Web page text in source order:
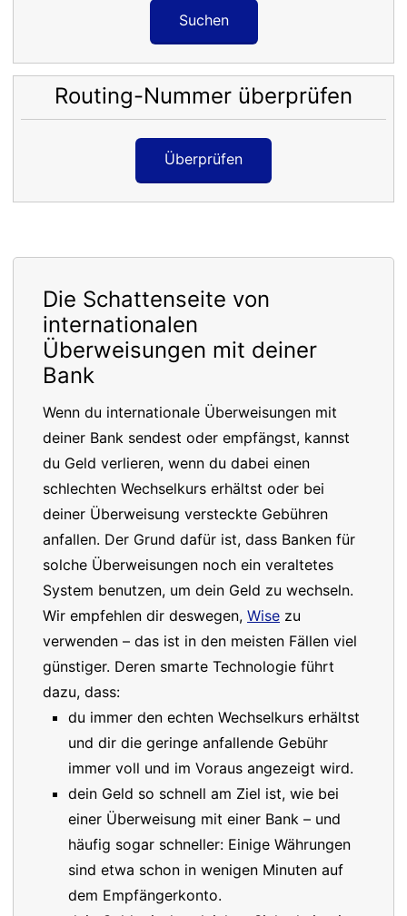
Suchen
Routing-Nummer überprüfen
Überprüfen
Die Schattenseite von
internationalen
Überweisungen mit deiner
Bank
Wenn du internationale Überweisungen mit
deiner Bank sendest oder empfängst, kannst
du Geld verlieren, wenn du dabei einen
schlechten Wechselkurs erhältst oder bei
deiner Überweisung versteckte Gebühren
anfallen. Der Grund dafür ist, dass Banken für
solche Überweisungen noch ein veraltetes
System benutzen, um dein Geld zu wechseln.
Wir empfehlen dir deswegen, Wise zu
verwenden – das ist in den meisten Fällen viel
günstiger. Deren smarte Technologie führt
dazu, dass:
du immer den echten Wechselkurs erhältst
und dir die geringe anfallende Gebühr
immer voll und im Voraus angezeigt wird.
dein Geld so schnell am Ziel ist, wie bei
einer Überweisung mit einer Bank – und
häufig sogar schneller: Einige Währungen
sind etwa schon in wenigen Minuten auf
dem Empfängerkonto.